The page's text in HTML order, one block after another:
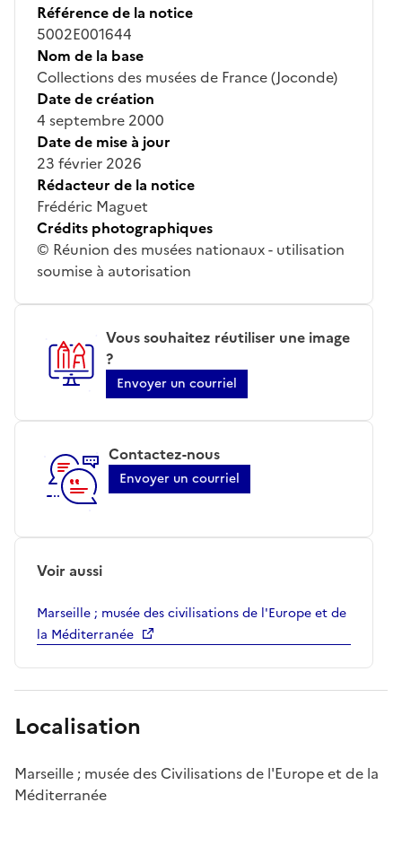
Référence de la notice
5002E001644
Nom de la base
Collections des musées de France (Joconde)
Date de création
4 septembre 2000
Date de mise à jour
23 février 2026
Rédacteur de la notice
Frédéric Maguet
Crédits photographiques
© Réunion des musées nationaux - utilisation
soumise à autorisation
Vous souhaitez réutiliser une image
?
Envoyer un courriel
Contactez-nous
Envoyer un courriel
Voir aussi
Marseille ; musée des civilisations de l'Europe et de
la Méditerranée
Localisation
Marseille ; musée des Civilisations de l'Europe et de la
Méditerranée